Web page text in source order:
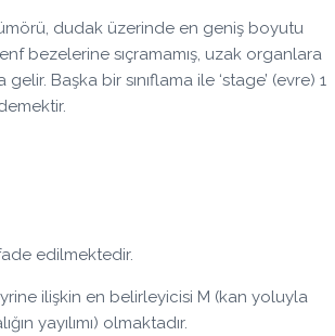
dudak üzerinde en geniş boyutu
bezelerine sıçramamış, uzak organlara
gelir. Başka bir sınıflama ile ‘stage’ (evre) 1
edilmektedir.
ilişkin en belirleyicisi M (kan yoluyla
yayılımı) olmaktadır.